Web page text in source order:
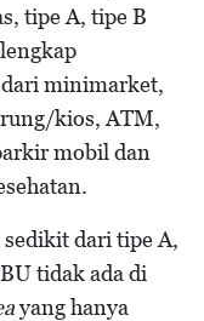
tipe A, tipe B
minimarket,
kios, ATM,
mobil dan
dari tipe A,
tidak ada di
yang hanya